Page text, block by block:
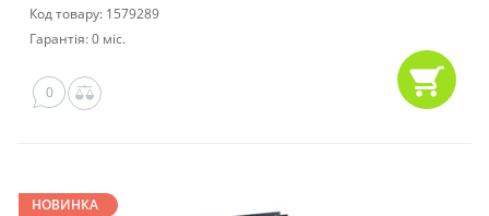
Код товару: 1579289
Гарантія: 0 міс.
0
НОВИНКА